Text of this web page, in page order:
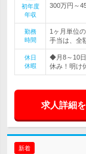
初年度
年収
300万円～
勤務
時間
1ヶ月単位
手当は、全
休日
休暇
◆月8～10
休み！明け
求人詳細
新着